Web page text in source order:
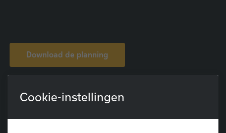
Download de planning
Cookie-instellingen